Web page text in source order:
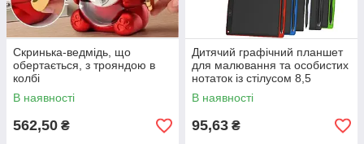
Скринька-ведмідь, що
обертається, з трояндою в
колбі
В наявності
562,50 ₴
Дитячий графічний планшет
для малювання та особистих
нотаток із стілусом 8,5
дюймів BOARD-85
В наявності
95,63 ₴